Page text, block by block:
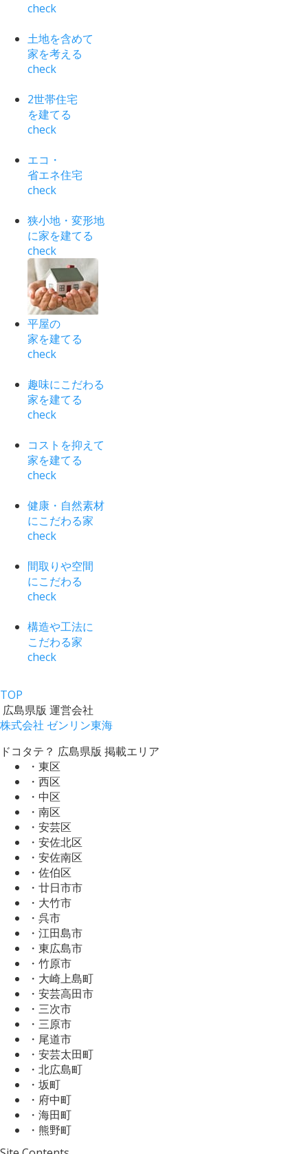
check
土地を含めて
家を考える
check
2世帯住宅
を建てる
check
エコ・
省エネ住宅
check
狭小地・変形地
に家を建てる
check
平屋の
家を建てる
check
趣味にこだわる
家を建てる
check
コストを抑えて
家を建てる
check
健康・自然素材
にこだわる家
check
間取りや空間
にこだわる
check
構造や工法に
こだわる家
check
TOP
広島県版 運営会社
株式会社 ゼンリン東海
ドコタテ？ 広島県版 掲載エリア
・東区
・西区
・中区
・南区
・安芸区
・安佐北区
・安佐南区
・佐伯区
・廿日市市
・大竹市
・呉市
・江田島市
・東広島市
・竹原市
・大崎上島町
・安芸高田市
・三次市
・三原市
・尾道市
・安芸太田町
・北広島町
・坂町
・府中町
・海田町
・熊野町